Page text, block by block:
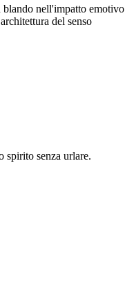
nell'impatto emotivo
del senso
spirito senza urlare.